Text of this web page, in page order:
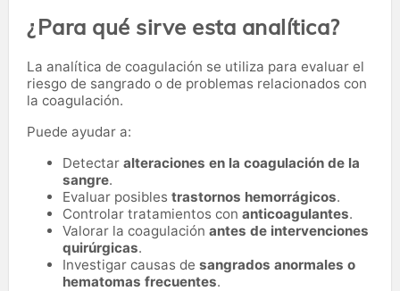
¿Para qué sirve esta analítica?
La analítica de coagulación se utiliza para evaluar el
riesgo de sangrado o de problemas relacionados con
la coagulación.
Puede ayudar a:
Detectar alteraciones en la coagulación de la
sangre.
Evaluar posibles trastornos hemorrágicos.
Controlar tratamientos con anticoagulantes.
Valorar la coagulación antes de intervenciones
quirúrgicas.
Investigar causas de sangrados anormales o
hematomas frecuentes.